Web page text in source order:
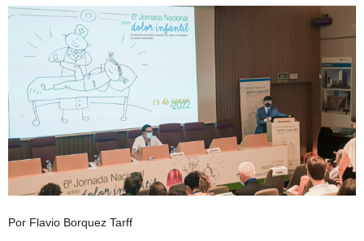
Por Flavio Borquez Tarff